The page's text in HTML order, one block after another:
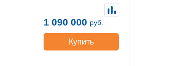
1 090 000 руб.
Купить